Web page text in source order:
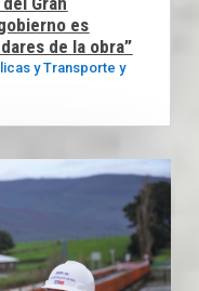
es
de la obra”
y Transporte y